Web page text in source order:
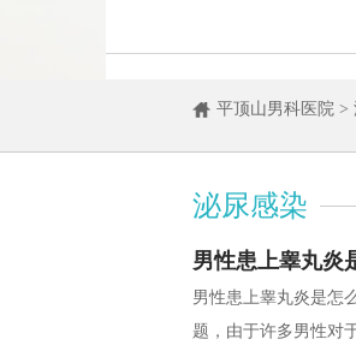
平顶山男科医院 >
泌尿感染
男性患上睾丸炎
男性患上睾丸炎是怎
题，由于许多男性对